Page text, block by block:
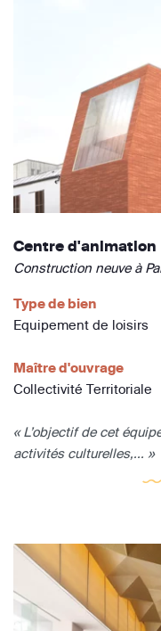
Centre d'animation
Construction neuve à
Type de bien
Equipement de loisirs
Maître d'ouvrage
Collectivité Territoriale
« L’objectif de cet
activités culturelles,... »